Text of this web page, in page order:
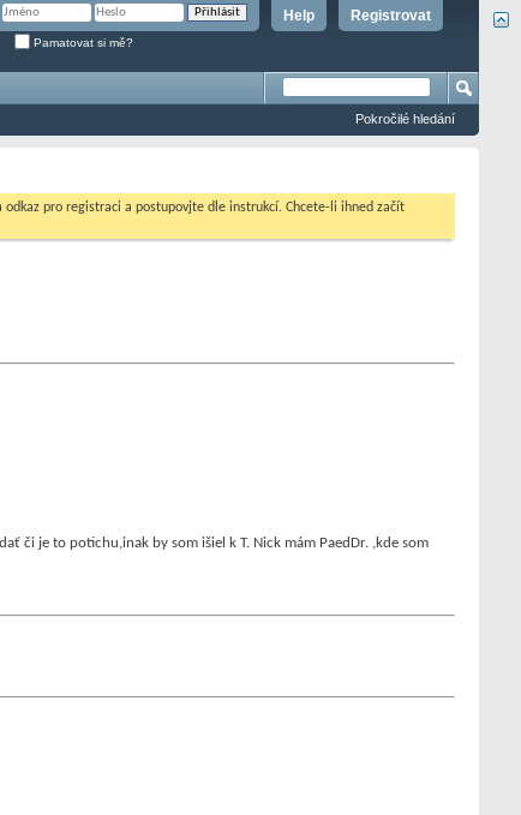
Registrovat
Help
Pamatovat si mě?
Pokročilé hledání
pro registraci a postupovjte dle instrukcí. Chcete-li ihned začít
či je to potichu,inak by som išiel k T. Nick mám PaedDr. ,kde som